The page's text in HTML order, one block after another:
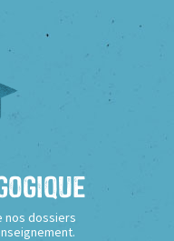
nos dossiers